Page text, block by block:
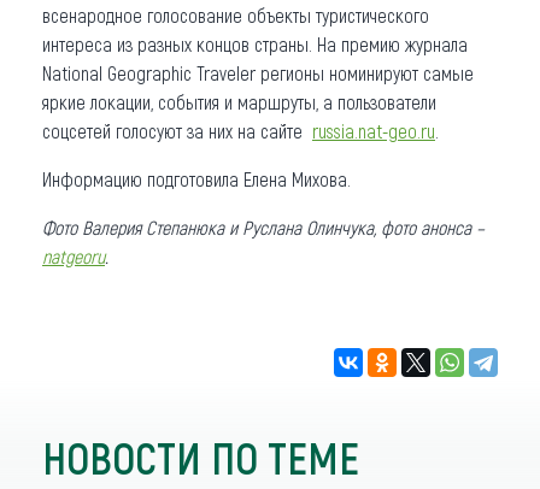
всенародное голосование объекты туристического
интереса из разных концов страны. На премию журнала
National Geographic Traveler регионы номинируют самые
яркие локации, события и маршруты, а пользователи
соцсетей голосуют за них на сайте russia.nat-geo.ru
Информацию подготовила Елена Михова.
Фото Валерия Степанюка и Руслана Олинчука, фото анонса –
natgeoru.
НОВОСТИ ПО ТЕМЕ